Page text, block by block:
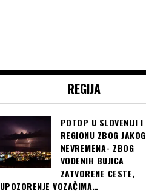
REGIJA
POTOP U SLOVENIJI I
REGIONU ZBOG JAKOG
NEVREMENA- ZBOG
VODENIH BUJICA
ZATVORENE CESTE,
UPOZORENJE VOZAČIMA…